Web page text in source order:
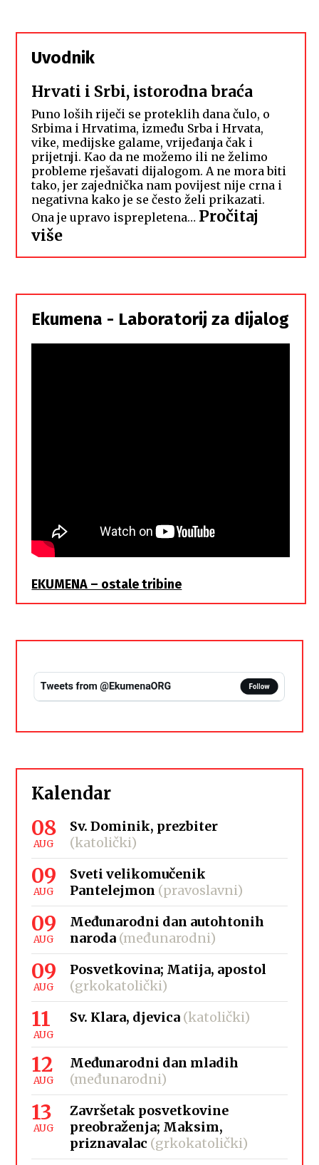
Uvodnik
Hrvati i Srbi, istorodna braća
Puno loših riječi se proteklih dana čulo, o
Srbima i Hrvatima, između Srba i Hrvata,
vike, medijske galame, vrijeđanja čak i
prijetnji. Kao da ne možemo ili ne želimo
probleme rješavati dijalogom. A ne mora biti
tako, jer zajednička nam povijest nije crna i
negativna kako je se često želi prikazati.
Ona je upravo isprepletena… Pročitaj
više:
Hrvati
Srbi,
istorodna
braća
Ekumena - Laboratorij za dijalog
EKUMENA – ostale tribine
Kalendar
08
AUG
Sv. Dominik, prezbiter
(katolički)
09
AUG
Sveti velikomučenik
Pantelejmon (pravoslavni)
09
AUG
Međunarodni dan autohtonih
naroda (međunarodni)
09
AUG
Posvetkovina; Matija, apostol
(grkokatolički)
11
AUG
Sv. Klara, djevica (katolički)
12
AUG
Međunarodni dan mladih
(međunarodni)
13
AUG
Završetak posvetkovine
preobraženja; Maksim,
priznavalac (grkokatolički)